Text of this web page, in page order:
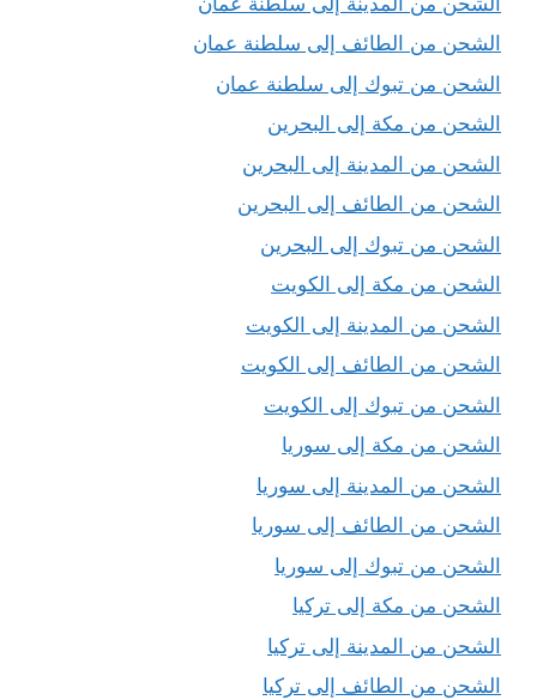
الشحن من الطائف إلى سلطنة عمان
الشحن من تبوك إلى سلطنة عمان
الشحن من مكة إلى البحرين
الشحن من المدينة إلى البحرين
الشحن من الطائف إلى البحرين
الشحن من تبوك إلى البحرين
الشحن من مكة إلى الكويت
الشحن من المدينة إلى الكويت
الشحن من الطائف إلى الكويت
الشحن من تبوك إلى الكويت
الشحن من مكة إلى سوريا
الشحن من المدينة إلى سوريا
الشحن من الطائف إلى سوريا
الشحن من تبوك إلى سوريا
الشحن من مكة إلى تركيا
الشحن من المدينة إلى تركيا
الشحن من الطائف إلى تركيا